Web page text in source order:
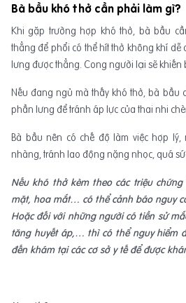
Bà bầu khó thở cần phải làm gì?
Khi gặp trường hợp khó thở, bà bầu
thẳng để phổi có thể hít thở không khí
lưng được thẳng. Cong người lại sẽ khiến
Nếu đang ngủ mà thấy khó thở, bà bầu
phần lưng để tránh áp lực của thai nhi
Bà bầu nên có chế độ làm việc hợp
nhàng, tránh lao động nặng nhọc, quá
Nếu khó thở kèm theo các triệu
mặt, hoa mắt… có thể cảnh báo nguy
Hoặc đối với những người có tiền sử
tăng huyết áp,… thì có thể nguy hiểm
đến khám tại các cơ sở y tế để được